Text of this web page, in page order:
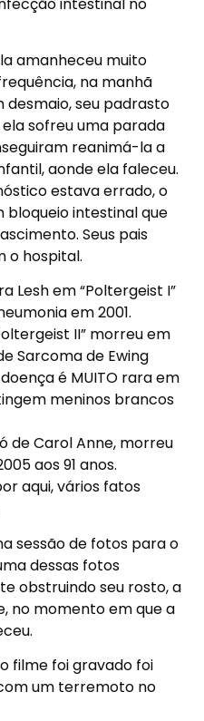
amanheceu muito
na manhã
seu padrasto
sofreu uma parada
reanimá-la a
aonde ela faleceu.
estava errado, o
bloqueio intestinal que
Seus pais
o hospital.
Lesh em “Poltergeist I”
em 2001.
II” morreu em
Sarcoma de Ewing
é MUITO rara em
meninos brancos
de Carol Anne, morreu
aos 91 anos.
aqui, vários fatos
sessão de fotos para o
dessas fotos
obstruindo seu rosto, a
no momento em que a
filme foi gravado foi
um terremoto no